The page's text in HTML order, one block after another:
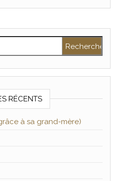
RÉCENTS
à sa grand-mère)